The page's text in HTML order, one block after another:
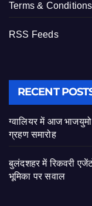
Terms & Conditions
RSS Feeds
RECENT
ग्वालियर में आज भाजयुमो
ग्रहण समारोह
बुलंदशहर में रिकवरी
भूमिका पर सवाल